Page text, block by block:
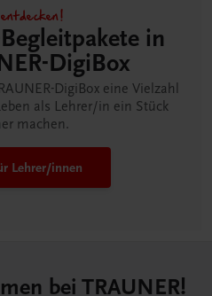
in
DigiBox
DigiBox eine Vielzahl
als Lehrer/in ein Stück
machen.
Lehrer/innen
bei TRAUNER!